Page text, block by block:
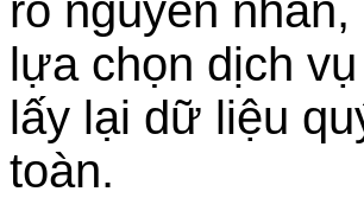
lựa chọn dịch
lấy lại dữ liệu
toàn.